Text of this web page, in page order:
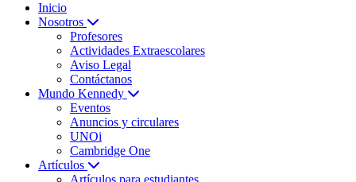
Inicio
Nosotros
Profesores
Actividades Extraescolares
Aviso Legal
Contáctanos
Mundo Kennedy
Eventos
Anuncios y circulares
UNOi
Cambridge One
Artículos